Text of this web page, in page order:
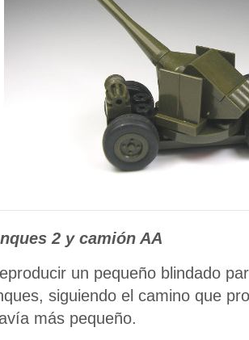
2 y camión AA
un pequeño blindado
siguiendo el camino que
más pequeño.